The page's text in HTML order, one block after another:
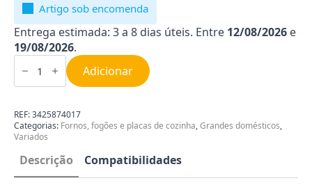
Artigo sob encomenda
Entrega estimada: 3 a 8 dias úteis. Entre 12/08/2026 e
19/08/2026.
Quantidade
de
Adaptador
para
Electrolux
|
AEG
3425874017
Adicionar
REF:3425874017
Categorias: Fornos, fogões e placas de cozinha,Grandes domésticos,
Variados
Descrição Compatibilidades